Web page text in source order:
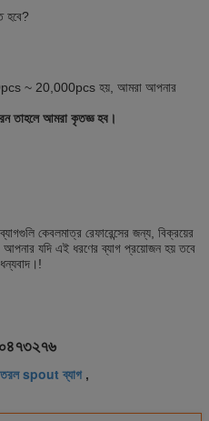
হবে?
~ 20,000pcs হয়, আমরা আপনার
তাহলে আমরা কৃতজ্ঞ হব।
কেবলমাত্র রেফারেন্সের জন্য, বিক্রয়ের
যদি এই ধরণের ব্যাগ প্রয়োজন হয় তবে
তরল spout ব্যাগ,